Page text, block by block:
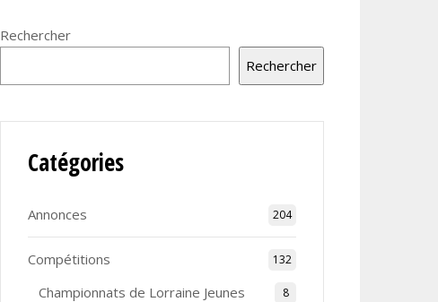
Rechercher
Rechercher
Catégories
Annonces 204
Compétitions 132
Championnats de Lorraine Jeunes 8